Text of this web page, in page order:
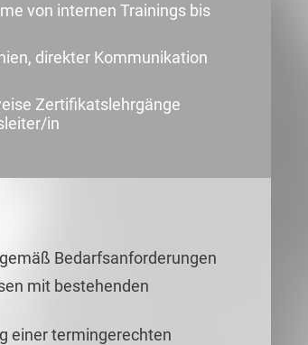
von internen Trainings bis
direkter Kommunikation
Zertifikatslehrgänge
in
Bedarfsanforderungen
mit bestehenden
einer termingerechten